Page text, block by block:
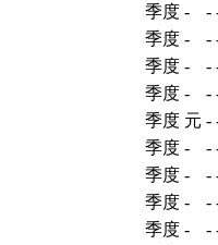
季度 - -
季度 - -
季度 - -
季度 - -
季度 元 -
季度 - -
季度 - -
季度 - -
季度 - -